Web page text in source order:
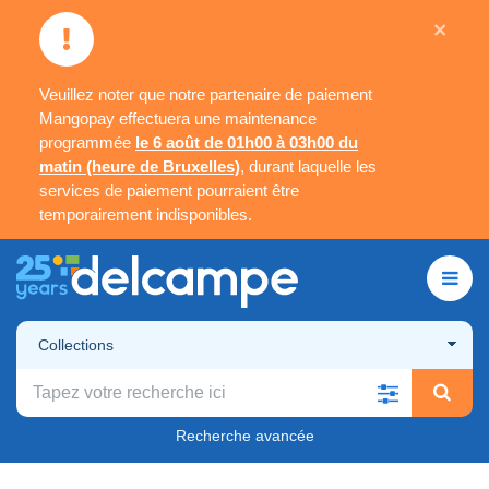
Veuillez noter que notre partenaire de paiement
Mangopay effectuera une maintenance
programmée le 6 août de 01h00 à 03h00 du
matin (heure de Bruxelles), durant laquelle les
services de paiement pourraient être
temporairement indisponibles.
×
Collections
Recherche avancée